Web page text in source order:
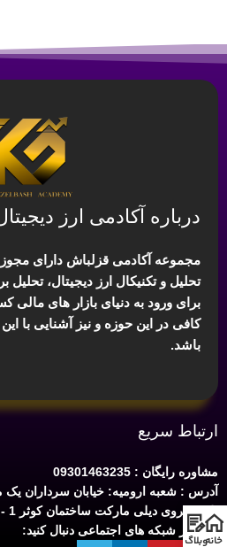
درباره آکادمی ارز
مجموعه آکادمی قزلباش دارای
تحلیل و تکنیکال ارز دیجیتال،
برای ورود به دنیای بازار های
کافی در این حوزه و نیز آشنایی با
باشد.
ارتباط سریع
مشاوره رایگان : 09301463235
آدرس : شعبه ارومیه: خیابان سرداران یک
پله روبروی دیلی مارکت ساختمان کوثر 1 - طبقه2 واحد 4
ما را در شبکه های اجتماعی دنبال کنید:
خانهوبلاگ